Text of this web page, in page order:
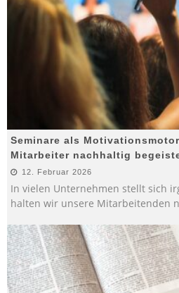
Seminare als
Mitarbeiter nachhaltig
12. Februar 2026
In vielen Unternehmen stellt sich
halten wir unsere Mitarbeitenden